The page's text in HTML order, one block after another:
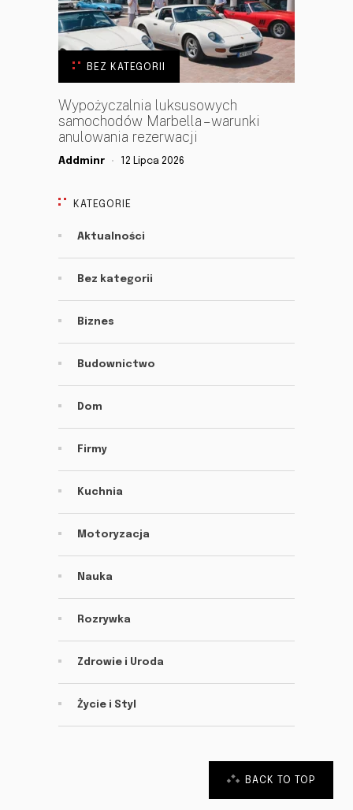
BEZ KATEGORII
Wypożyczalnia luksusowych
samochodów Marbella – warunki
anulowania rezerwacji
Addminr 12 Lipca 2026
KATEGORIE
Aktualności
Bez kategorii
Biznes
Budownictwo
Dom
Firmy
Kuchnia
Motoryzacja
Nauka
Rozrywka
Zdrowie i Uroda
Życie i Styl
BACK TO TOP